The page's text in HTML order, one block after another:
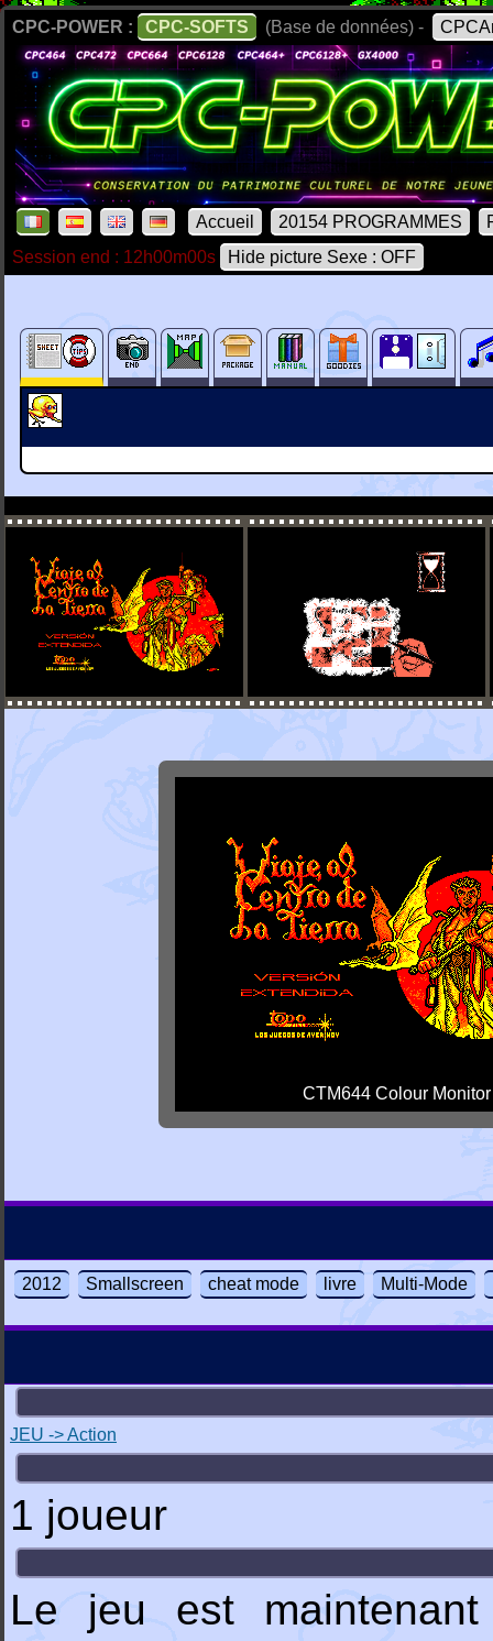
CPC-POWER : CPC-SOFTS (Base de données) -
Accueil 20154 PROGRAMMES
Session end : 12h00m00s
Hide picture Sexe : OFF
CTM644 Colour Monitor
2012 Smallscreen cheat mode livre Multi-Mode
JEU -> Action
1 joueur
Le jeu est